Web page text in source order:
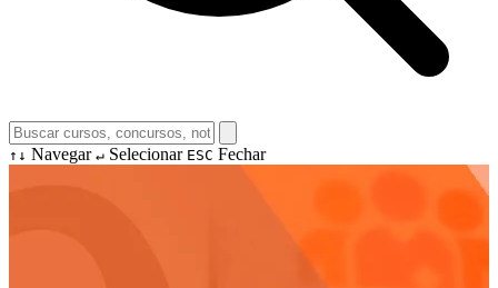
↑↓ Navegar ↵ Selecionar ESC Fechar